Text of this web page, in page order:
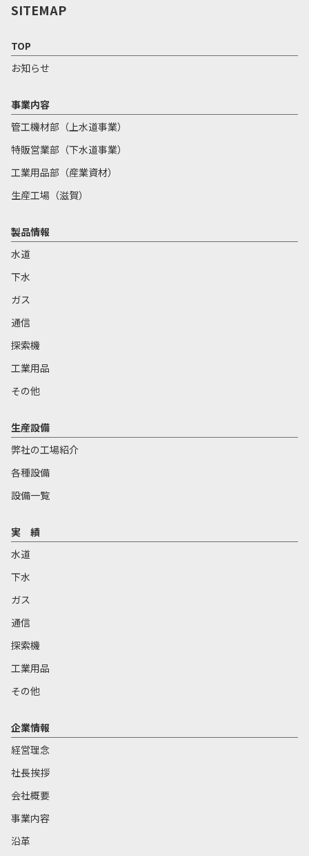
SITEMAP
TOP
お知らせ
事業内容
管工機材部（上水道事業）
特販営業部（下水道事業）
工業用品部（産業資材）
生産工場（滋賀）
製品情報
水道
下水
ガス
通信
探索機
工業用品
その他
生産設備
弊社の工場紹介
各種設備
設備一覧
実 績
水道
下水
ガス
通信
探索機
工業用品
その他
企業情報
経営理念
社長挨拶
会社概要
事業内容
沿革